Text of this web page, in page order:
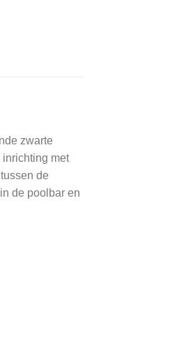
zwarte
met
de
de poolbar en